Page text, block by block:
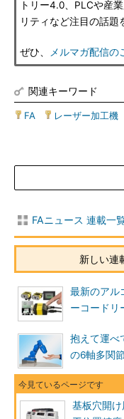
トリー4.0、PLCや産
リティなど注目の話題
ぜひ、 メルマガ配信の
関連キーワード
FA レーザー加工機
FAニュース 連載一
新しい連
最新のアル
ーコードリ
抱えて運べ
の6軸多関
基板穴開